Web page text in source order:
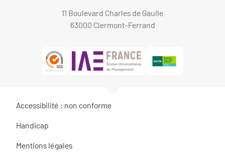
11 Boulevard Charles de Gaulle
63000 Clermont-Ferrand
Accessibilité : non conforme
Handicap
Mentions légales